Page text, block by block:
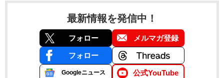
最新情報を発信中！
フォロー メルマガ登録
フォロー
Googleニュース 公式YouTube